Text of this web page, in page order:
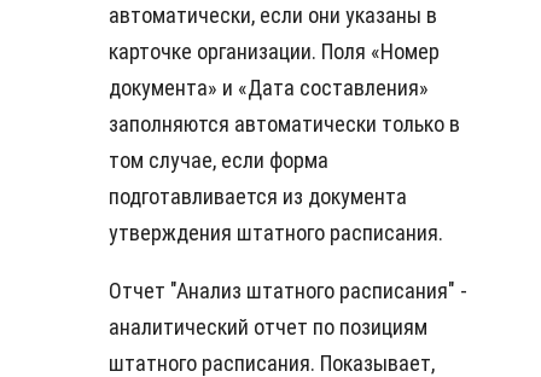
автоматически, если они указаны в
карточке организации. Поля «Номер
документа» и «Дата составления»
заполняются автоматически только в
том случае, если форма
подготавливается из документа
утверждения штатного расписания.
Отчет "Анализ штатного расписания" -
аналитический отчет по позициям
штатного расписания. Показывает,